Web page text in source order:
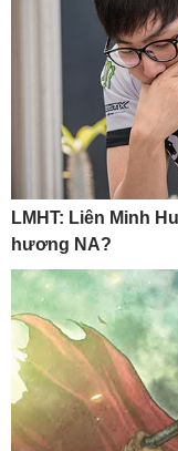
LMHT: Liên Minh
hương NA?